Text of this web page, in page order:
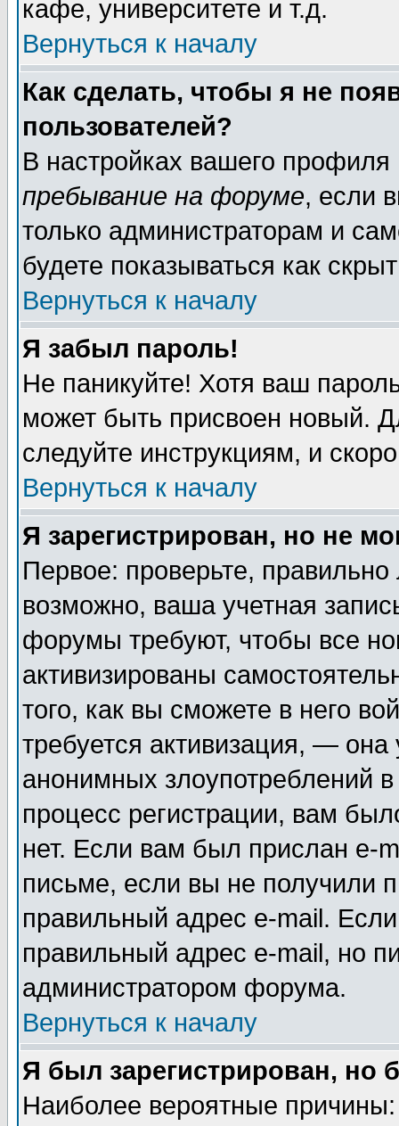
кафе, университете и т.д.
Вернуться к началу
Как сделать, чтобы я не
пользователей?
В настройках вашего
пребывание на форуме, если
только администраторам и
будете показываться как
Вернуться к началу
Я забыл пароль!
Не паникуйте! Хотя ваш
может быть присвоен новый.
следуйте инструкциям, и
Вернуться к началу
Я зарегистрирован, но не
Первое: проверьте,
возможно, ваша учетная
форумы требуют, чтобы все
активизированы
того, как вы сможете в него
требуется активизация, —
анонимных злоупотреблений
процесс регистрации, вам
нет. Если вам был прислан e-
письме, если вы не получили
правильный адрес e-mail.
правильный адрес e-mail, но
администратором форума.
Вернуться к началу
Я был зарегистрирован, но
Наиболее вероятные